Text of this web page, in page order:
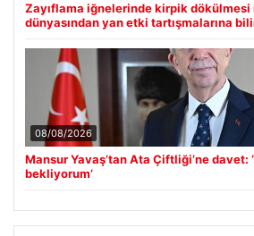
Zayıflama iğnelerinde kirpik dökülmesi
dünyasından yan etki tartışmalarına
08/08/2026
Mansur Yavaş’tan Ata Çiftliği’ne davet:
bekliyorum’